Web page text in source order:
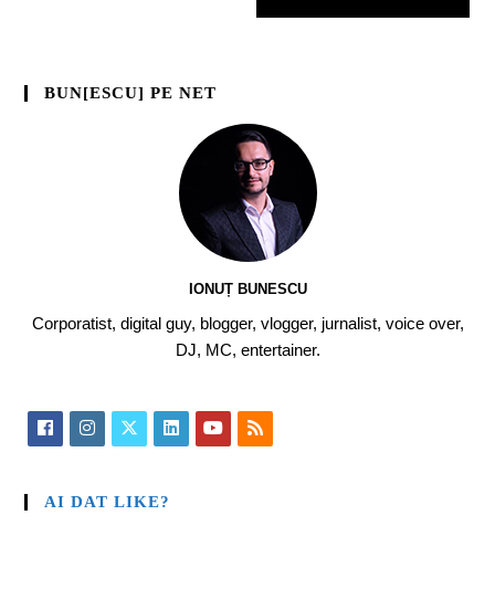
BUN[ESCU] PE NET
IONUȚ BUNESCU
Corporatist, digital guy, blogger, vlogger, jurnalist, voice over,
DJ, MC, entertainer.
AI DAT LIKE?